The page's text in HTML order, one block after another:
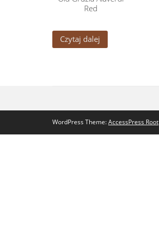
Red
Czytaj dalej
WordPress Theme:AccessPress Root